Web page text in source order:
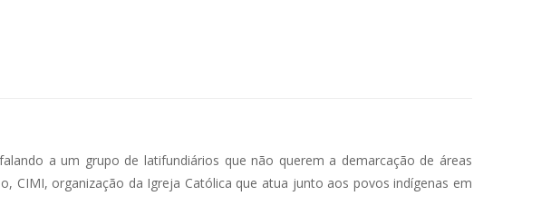
a um grupo de latifundiários que não querem a demarcação de áreas
CIMI, organização da Igreja Católica que atua junto aos povos indígenas em